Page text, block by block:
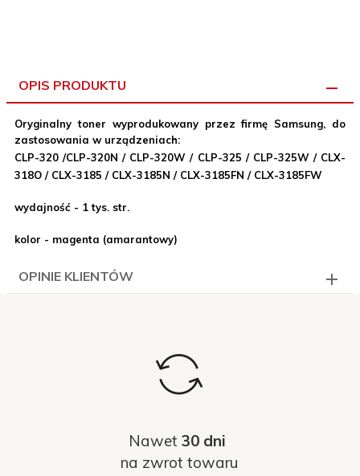
OPIS PRODUKTU
Oryginalny toner wyprodukowany przez firmę Samsung, do
zastosowania w urządzeniach:
CLP-320 /CLP-320N / CLP-320W / CLP-325 / CLP-325W / CLX-
318O / CLX-3185 / CLX-3185N / CLX-3185FN / CLX-3185FW
wydajność - 1 tys. str.
kolor - magenta (amarantowy)
OPINIE KLIENTÓW
Nawet 30 dni
na zwrot towaru